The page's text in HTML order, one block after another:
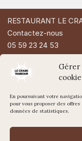
Gérer
En poursuivant votre
pour vous proposer des
données de statistiques.
RESTAURANT LE
Contactez-nous
05 59 23 24 53
49 Rue d'Espagne
64200 Biarritz